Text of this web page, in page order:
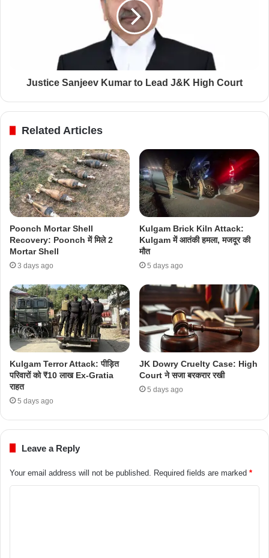
Justice Sanjeev Kumar to Lead J&K High Court
Related Articles
Poonch Mortar Shell
Recovery: Poonch में मिले 2
Mortar Shell
3 days ago
Kulgam Brick Kiln Attack:
Kulgam में आतंकी हमला, मजदूर की
मौत
5 days ago
Kulgam Terror Attack: पीड़ित
परिवारों को ₹10 लाख Ex-Gratia
राहत
5 days ago
JK Dowry Cruelty Case: High
Court ने सजा बरकरार रखी
5 days ago
Leave a Reply
Your email address will not be published. Required fields are marked *